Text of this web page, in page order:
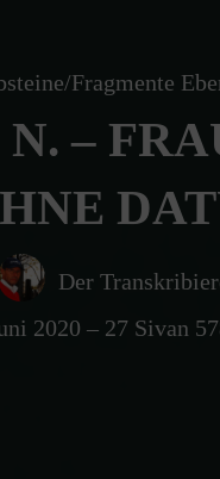
Fragmente
N. –
Der
2020 – 27 Sivan